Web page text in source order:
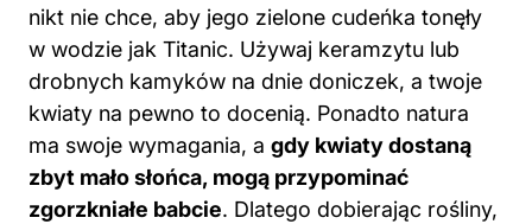
nikt nie chce, aby jego zielone cudeńka tonęły
w wodzie jak Titanic. Używaj keramzytu lub
drobnych kamyków na dnie doniczek, a twoje
kwiaty na pewno to docenią. Ponadto natura
ma swoje wymagania, a gdy kwiaty dostaną
zbyt mało słońca, mogą przypominać
zgorzkniałe babcie. Dlatego dobierając rośliny,